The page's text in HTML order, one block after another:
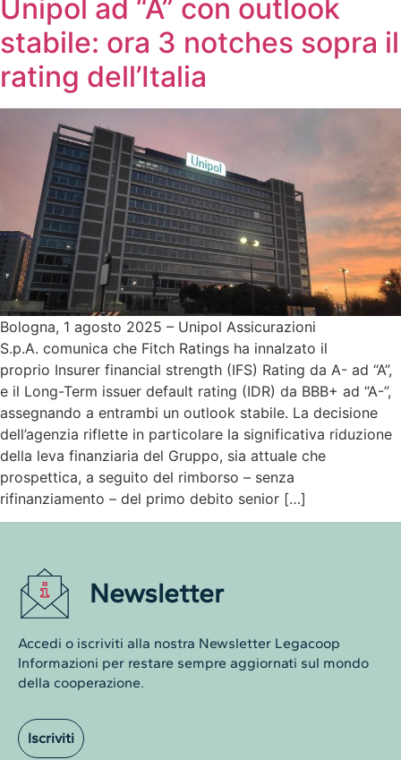
Unipol ad “A” con outlook
stabile: ora 3 notches sopra il
rating dell’Italia
Bologna, 1 agosto 2025 – Unipol Assicurazioni
S.p.A. comunica che Fitch Ratings ha innalzato il
proprio Insurer financial strength (IFS) Rating da A- ad “A”,
e il Long-Term issuer default rating (IDR) da BBB+ ad “A-”,
assegnando a entrambi un outlook stabile. La decisione
dell’agenzia riflette in particolare la significativa riduzione
della leva finanziaria del Gruppo, sia attuale che
prospettica, a seguito del rimborso – senza
rifinanziamento – del primo debito senior […]
Newsletter
Accedi o iscriviti alla nostra Newsletter Legacoop
Informazioni per restare sempre aggiornati sul mondo
della cooperazione.
Iscriviti